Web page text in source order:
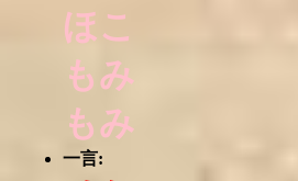
ほこ
もみ
もみ
一言: